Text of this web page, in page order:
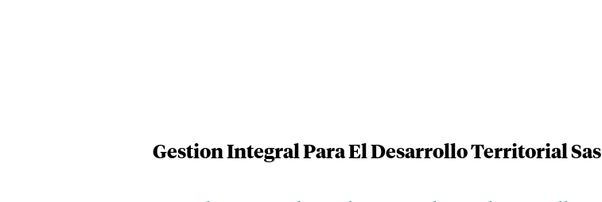
Gestion Integral Para El Desarrollo Territorial Sas